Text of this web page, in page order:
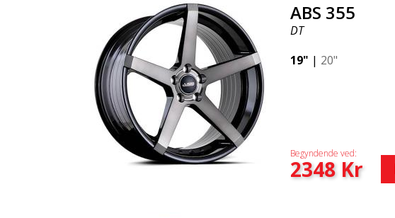
ABS 355
DT
19" | 20"
Begyndende ved:
2348Kr